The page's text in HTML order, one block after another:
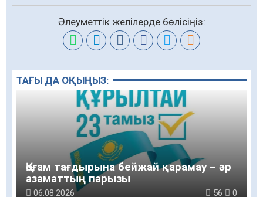
Әлеуметтік желілерде бөлісіңіз:
ТАҒЫ ДА ОҚЫҢЫЗ:
Қоғам тағдырына бейжай қарамау – әр
азаматтың парызы
06.08.2026 56 0